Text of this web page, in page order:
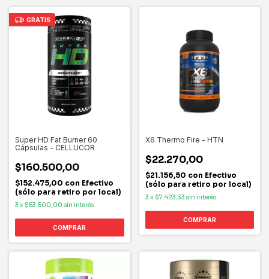
GRATIS
Super HD Fat Burner 60
Cápsulas - CELLUCOR
$160.500,00
$152.475,00 con Efectivo
(sólo para retiro por local)
3 x $53.500,00 sin interés
X6 Thermo Fire - HTN
$22.270,00
$21.156,50 con Efectivo
(sólo para retiro por local)
3 x $7.423,33 sin interés